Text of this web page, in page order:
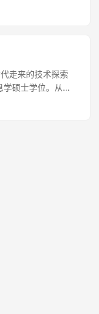
安、国安、统建”等
走来的技术探索
硕士学位。从
体系，我用代码与